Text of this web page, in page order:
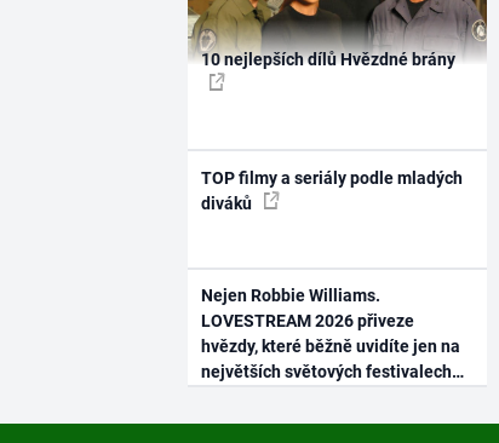
10 nejlepších dílů Hvězdné brány
TOP filmy a seriály podle mladých
diváků
Nejen Robbie Williams.
LOVESTREAM 2026 přiveze
hvězdy, které běžně uvidíte jen na
největších světových festivalech